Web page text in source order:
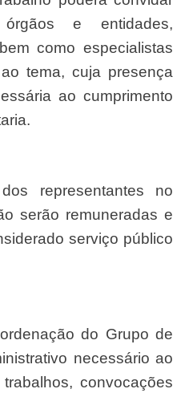
e entidades,
como especialistas
tema, cuja presença
ao cumprimento
serão remuneradas e
serviço público
necessário ao
convocações